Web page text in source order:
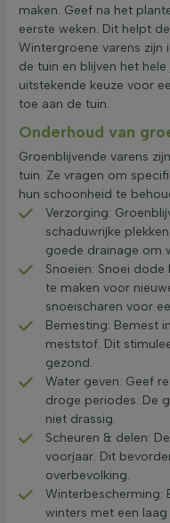
maken. Geef na het
eerste weken. Dit helpt
Wintergroene varens zijn
de tuin en blijven het
uitstekende keuze voor
toe aan de tuin.
Onderhoud van
Groenblijvende varens
tuin. Ze vragen om
hun schoonheid te
Verzorging:
schaduwrijke
goede drainage om
Snoeien: Snoei
te maken voor
snoeischaren voor
Bemesting: Bemest
meststof. Dit
gezond.
Water geven: Geef
droge periodes. De
niet drassig.
Scheuren & delen:
voorjaar. Dit
overbevolking.
Winterbescherming:
winters met een